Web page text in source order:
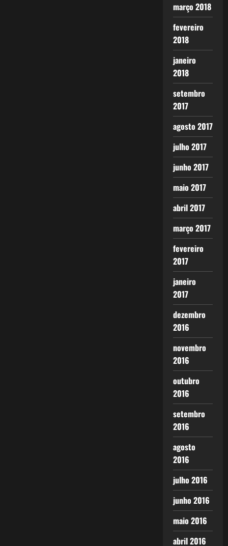
março 2018
fevereiro
2018
janeiro
2018
setembro
2017
agosto 2017
julho 2017
junho 2017
maio 2017
abril 2017
março 2017
fevereiro
2017
janeiro
2017
dezembro
2016
novembro
2016
outubro
2016
setembro
2016
agosto
2016
julho 2016
junho 2016
maio 2016
abril 2016